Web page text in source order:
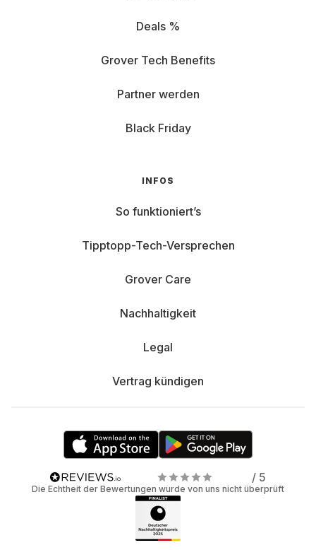
Deals %
Grover Tech Benefits
Partner werden
Black Friday
INFOS
So funktioniert’s
Tipptopp-Tech-Versprechen
Grover Care
Nachhaltigkeit
Legal
Vertrag kündigen
/ 5
Die Echtheit der Bewertungen wurde von uns nicht überprüft